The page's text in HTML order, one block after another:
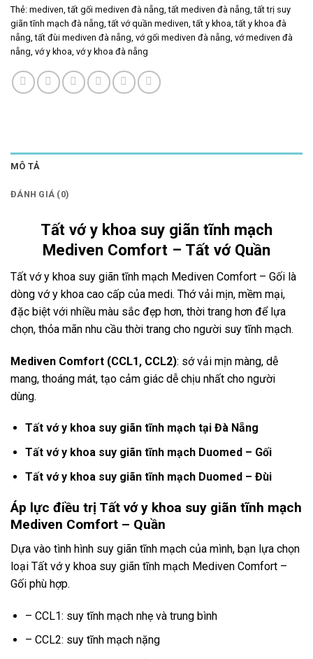
Thẻ: mediven ,tất gối mediven đà nẵng ,tất mediven đà nẵng ,tất trị suy
giãn tĩnh mạch đà nẵng ,tất vớ quần mediven ,tất y khoa ,tất y khoa đà
nẵng ,tất đùi mediven đà nẵng vớ gối mediven đà nẵng vớ mediven đà
nẵng vớ y khoa vớ y khoa đà nẵng
MÔ TẢ
ĐÁNH GIÁ (0)
Tất vớ y khoa suy giãn tĩnh mạch
Mediven Comfort – Tất vớ Quần
Tất vớ y khoa suy giãn tĩnh mạch Mediven Comfort – Gối là
dòng vớ y khoa cao cấp của medi. Thớ vải mịn, mềm mại,
đặc biệt với nhiều màu sắc đẹp hơn, thời trang hơn để lựa
chọn, thỏa mãn nhu cầu thời trang cho người suy tĩnh mạch.
Mediven Comfort (CCL1, CCL2): sớ vải mịn màng, dễ
mang, thoáng mát, tạo cảm giác dễ chịu nhất cho người
dùng.
Tất vớ y khoa suy giãn tĩnh mạch tại Đà Nẵng
Tất vớ y khoa suy giãn tĩnh mạch Duomed – Gối
Tất vớ y khoa suy giãn tĩnh mạch Duomed – Đùi
Áp lực điều trị Tất vớ y khoa suy giãn tĩnh mạch
Mediven Comfort – Quần
Dựa vào tình hình suy giãn tĩnh mạch của mình, bạn lựa chọn
loại Tất vớ y khoa suy giãn tĩnh mạch Mediven Comfort –
Gối phù hợp.
– CCL1: suy tĩnh mạch nhẹ và trung bình
– CCL2: suy tĩnh mạch nặng